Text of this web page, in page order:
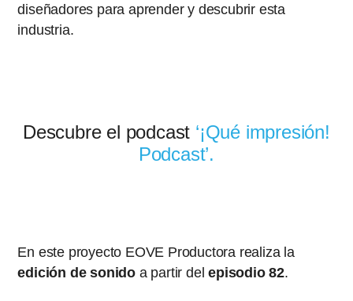
diseñadores para aprender y descubrir esta
industria.
Descubre el podcast ‘¡Qué impresión!
Podcast’.
En este proyecto EOVE Productora realiza la
edición de sonido a partir delepisodio 82.